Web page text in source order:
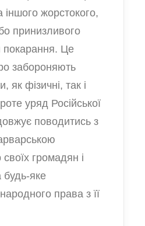
іншого жорстокого,
принизливого
покарання. Це
забороняють
як фізичні, так і
уряд Російської
поводитись з
громадян і
будь-яке
права з її